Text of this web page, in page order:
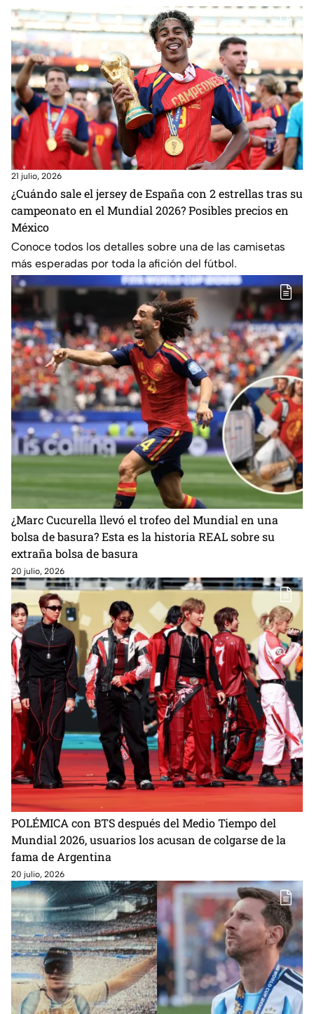
21 julio, 2026
¿Cuándo sale el jersey de España con 2 estrellas tras su
campeonato en el Mundial 2026? Posibles precios en
México
Conoce todos los detalles sobre una de las camisetas
más esperadas por toda la afición del fútbol.
¿Marc Cucurella llevó el trofeo del Mundial en una
bolsa de basura? Esta es la historia REAL sobre su
extraña bolsa de basura
20 julio, 2026
POLÉMICA con BTS después del Medio Tiempo del
Mundial 2026, usuarios los acusan de colgarse de la
fama de Argentina
20 julio, 2026